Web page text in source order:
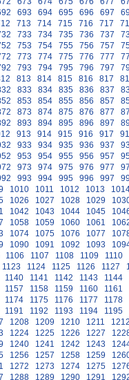
693 694 695 696 697
713 714 715 716 717
733 734 735 736 737
753 754 755 756 757
773 774 775 776 777
793 794 795 796 797
813 814 815 816 817
833 834 835 836 837
853 854 855 856 857
873 874 875 876 877
893 894 895 896 897
913 914 915 916 917
933 934 935 936 937
953 954 955 956 957
973 974 975 976 977
993 994 995 996 997
1010 1011 1012 1013
1026 1027 1028 1029
1042 1043 1044 1045
1058 1059 1060 1061
1074 1075 1076 1077
1090 1091 1092 1093
1106 1107 1108 1109
1110
1123 1124 1125 1126 1127
1140 1141 1142 1143
1144
1157 1158 1159 1160
1161
1174 1175 1176 1177
1178
1191 1192 1193 1194
1195
1208 1209 1210 1211
1224 1225 1226 1227
1240 1241 1242 1243
1256 1257 1258 1259
1272 1273 1274 1275
1288 1289 1290 1291